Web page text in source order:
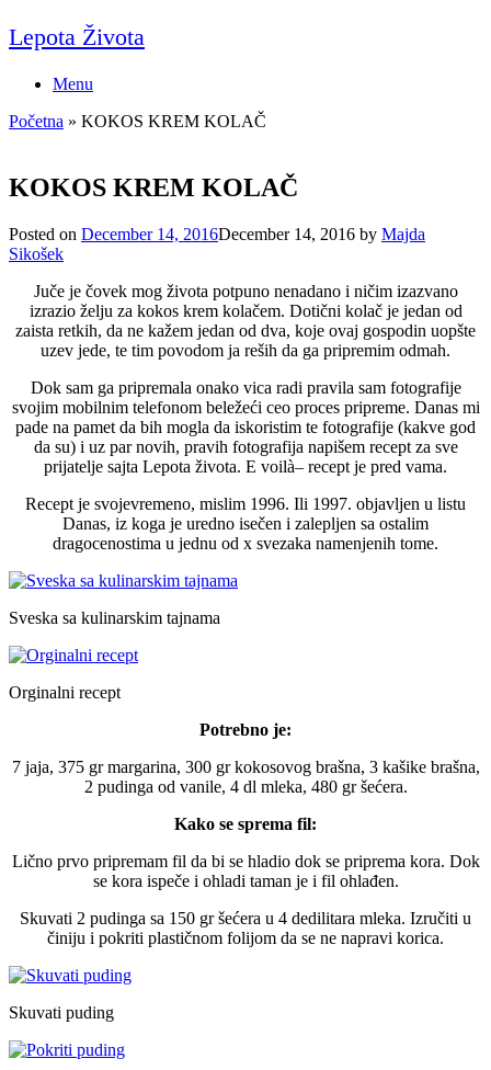
Skip
to
Lepota Života
Menu
Početna » KOKOS KREM KOLAČ
KOKOS KREM KOLAČ
Posted on December 14, 2016December 14, 2016 by Majda
Sikošek
Juče je čovek mog života potpuno nenadano i ničim izazvano
izrazio želju za kokos krem kolačem. Dotični kolač je jedan od
zaista retkih, da ne kažem jedan od dva, koje ovaj gospodin uopšte
uzev jede, te tim povodom ja reših da ga pripremim odmah.
Dok sam ga pripremala onako vica radi pravila sam fotografije
svojim mobilnim telefonom beležeći ceo proces pripreme. Danas mi
pade na pamet da bih mogla da iskoristim te fotografije (kakve god
da su) i uz par novih, pravih fotografija napišem recept za sve
prijatelje sajta Lepota života. E voilà– recept je pred vama.
Recept je svojevremeno, mislim 1996. Ili 1997. objavljen u listu
Danas, iz koga je uredno isečen i zalepljen sa ostalim
dragocenostima u jednu od x svezaka namenjenih tome.
Sveska sa kulinarskim tajnama
Orginalni recept
Potrebno je:
7 jaja, 375 gr margarina, 300 gr kokosovog brašna, 3 kašike brašna,
2 pudinga od vanile, 4 dl mleka, 480 gr šećera.
Kako se sprema fil:
Lično prvo pripremam fil da bi se hladio dok se priprema kora. Dok
se kora ispeče i ohladi taman je i fil ohlađen.
Skuvati 2 pudinga sa 150 gr šećera u 4 dedilitara mleka. Izručiti u
činiju i pokriti plastičnom folijom da se ne napravi korica.
Skuvati puding